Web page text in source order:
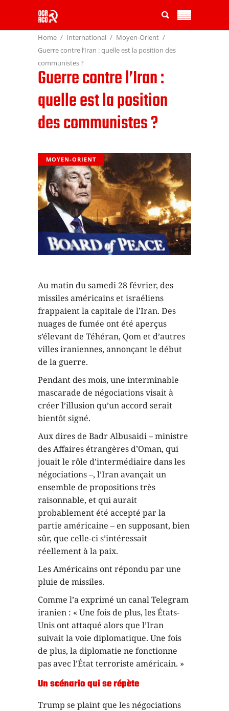
Home International
Moyen-Orient
Guerre contre l’Iran : quelle est la position des
communistes ?
Guerre contre l’Iran :
quelle est la position
des communistes ?
MOYEN-ORIENT
Au matin du samedi 28 février, des
missiles américains et israéliens
frappaient la capitale de l’Iran. Des
nuages de fumée ont été aperçus
s’élevant de Téhéran, Qom et d’autres
villes iraniennes, annonçant le début
de la guerre.
Pendant des mois, une interminable
mascarade de négociations visait à
créer l’illusion qu’un accord serait
bientôt signé.
Aux dires de Badr Albusaidi – ministre
des Affaires étrangères d’Oman, qui
jouait le rôle d’intermédiaire dans les
négociations –, l’Iran avançait un
ensemble de propositions très
raisonnable, et qui aurait
probablement été accepté par la
partie américaine – en supposant, bien
sûr, que celle-ci s’intéressait
réellement à la paix.
Les Américains ont répondu par une
pluie de missiles.
Comme l’a exprimé un canal Telegram
iranien : « Une fois de plus, les États-
Unis ont attaqué alors que l’Iran
suivait la voie diplomatique. Une fois
de plus, la diplomatie ne fonctionne
pas avec l’État terroriste américain. »
Un scénario qui se répète
Trump se plaint que les négociations